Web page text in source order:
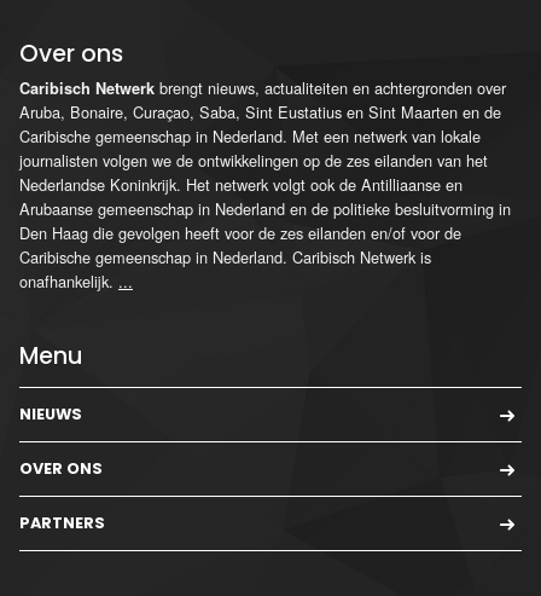
Over ons
Caribisch Netwerk brengt nieuws, actualiteiten en achtergronden over
Aruba, Bonaire, Curaçao, Saba, Sint Eustatius en Sint Maarten en de
Caribische gemeenschap in Nederland. Met een netwerk van lokale
journalisten volgen we de ontwikkelingen op de zes eilanden van het
Nederlandse Koninkrijk. Het netwerk volgt ook de Antilliaanse en
Arubaanse gemeenschap in Nederland en de politieke besluitvorming in
Den Haag die gevolgen heeft voor de zes eilanden en/of voor de
Caribische gemeenschap in Nederland. Caribisch Netwerk is
onafhankelijk. ...
Menu
NIEUWS
OVER ONS
PARTNERS